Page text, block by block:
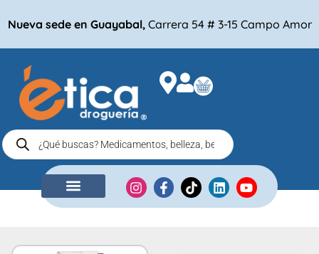
Nueva sede en Guayabal, Carrera 54 # 3-15 Campo Amor